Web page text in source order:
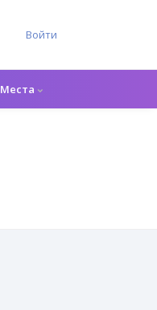
Войти
Места